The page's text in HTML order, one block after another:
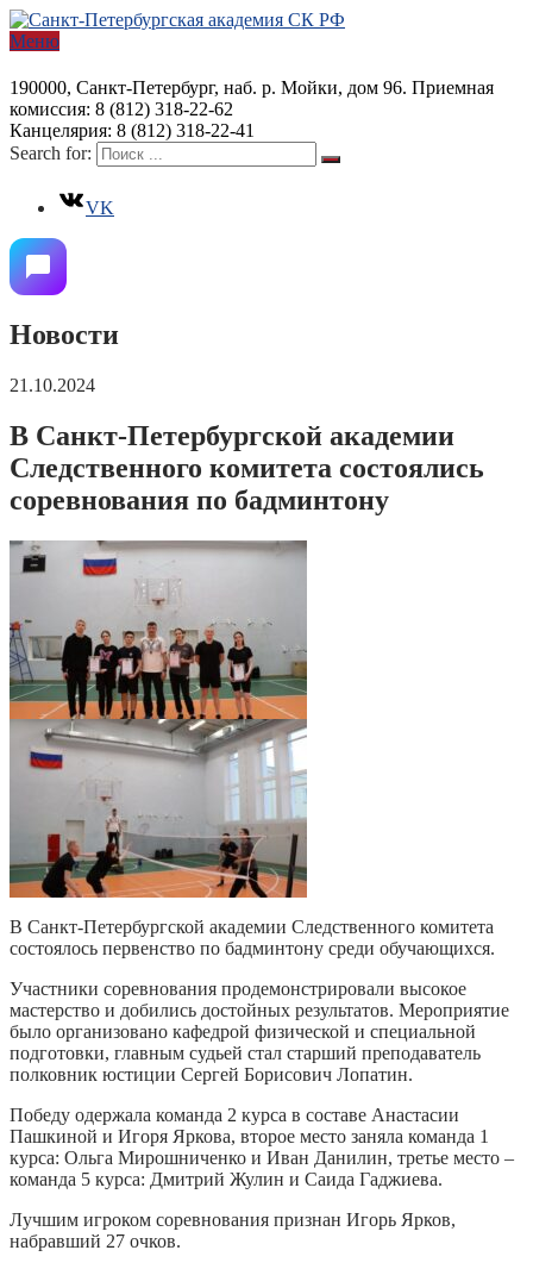
Меню
190000, Санкт-Петербург, наб. р. Мойки, дом 96. Приемная
комиссия: 8 (812) 318-22-62
Канцелярия: 8 (812) 318-22-41
Search for:
VK
Новости
21.10.2024
В Санкт-Петербургской академии
Следственного комитета состоялись
соревнования по бадминтону
В Санкт-Петербургской академии Следственного комитета
состоялось первенство по бадминтону среди обучающихся.
Участники соревнования продемонстрировали высокое
мастерство и добились достойных результатов. Мероприятие
было организовано кафедрой физической и специальной
подготовки, главным судьей стал старший преподаватель
полковник юстиции Сергей Борисович Лопатин.
Победу одержала команда 2 курса в составе Анастасии
Пашкиной и Игоря Яркова, второе место заняла команда 1
курса: Ольга Мирошниченко и Иван Данилин, третье место –
команда 5 курса: Дмитрий Жулин и Саида Гаджиева.
Лучшим игроком соревнования признан Игорь Ярков,
набравший 27 очков.